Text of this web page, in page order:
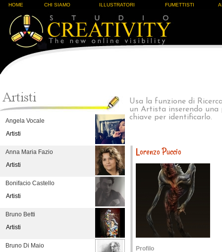
HOME CHI SIAMO ILLUSTRATORI FUMETTISTI
Angela Vocale
Artisti
Anna Maria Fazio
Artisti
Bonifacio Castello
Artisti
Bruno Betti
Artisti
Bruno Di Maio
Usa la funzione di
un Artista inserendo una
chiave per identificarlo.
Lorenzo Puccio
Profilo